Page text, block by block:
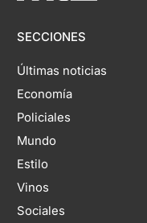
SECCIONES
Últimas noticias
Economía
Policiales
Mundo
Estilo
Vinos
Sociales